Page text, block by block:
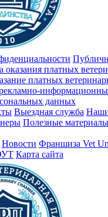
оказания платных
платных
данных
Выездная служба
Полезные материалы
Новости Франшиза Vet
Карта сайта